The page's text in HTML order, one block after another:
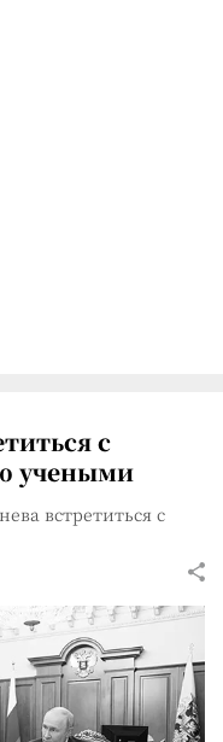
с
учеными
встретиться с